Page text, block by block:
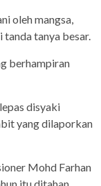
oleh mangsa,
tanda tanya besar.
berhampiran
disyaki
yang dilaporkan
Mohd Farhan